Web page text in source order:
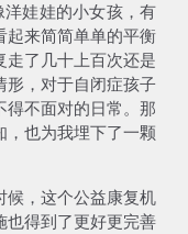
娃娃的小女孩，有
起来简简单单的平衡
走了几十上百次还是
形，对于自闭症孩子
得不面对的日常。那
，也为我埋下了一颗
候，这个公益康复机
也得到了更好更完善